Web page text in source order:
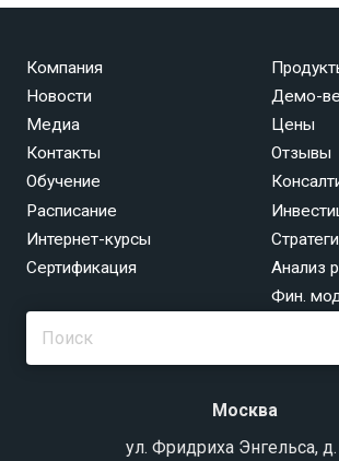
Компания
Новости
Медиа
Контакты
Демо-
Цены
Отзывы
Обучение
Расписание
Интернет-курсы
Сертификация
Анализ
Фин.
Москва
ул. Фридриха Энгельса,